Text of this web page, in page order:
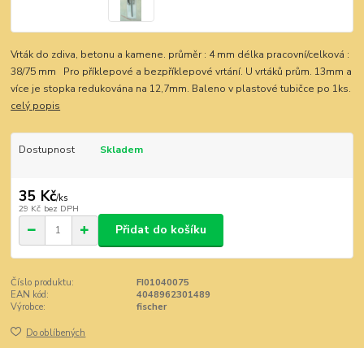
Vrták do zdiva, betonu a kamene. průměr : 4 mm délka pracovní/celková :
38/75 mm Pro příklepové a bezpříklepové vrtání. U vrtáků prům. 13mm a
více je stopka redukována na 12,7mm. Baleno v plastové tubičce po 1ks.
celý popis
Dostupnost Skladem
35 Kč/ks
29 Kč bez DPH
Přidat do košíku
Číslo produktu:
FI01040075
EAN kód:
4048962301489
Výrobce:
fischer
Do oblíbených